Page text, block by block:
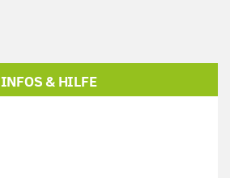
INFOS & HILFE